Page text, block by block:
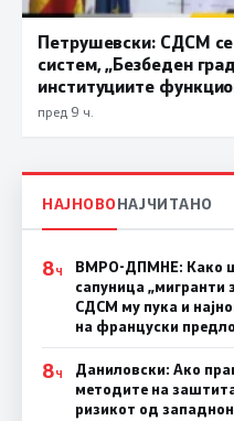
Петрушевски: СДСМ
систем, „Безбеден
институциите
пред 9 ч.
НАЈНОВОНАЈЧИТАНО
8Ч
ВМРО-ДПМНЕ: Како
сапуница „мигранти
СДСМ му пука и
на француски
8Ч
Даниловски: Ако
методите на
ризикот од